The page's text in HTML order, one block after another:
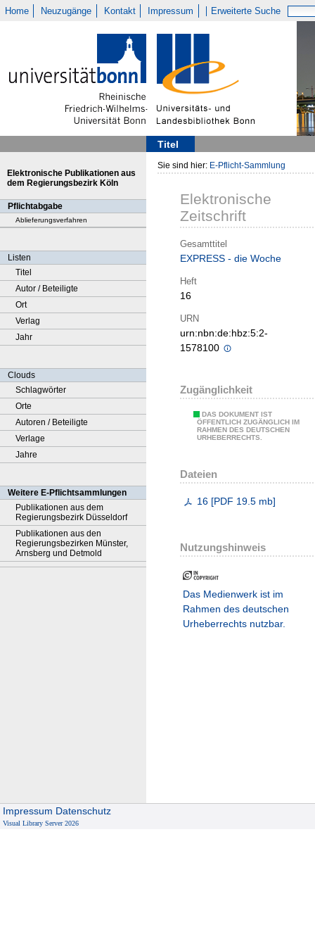
Home Neuzugänge Kontakt Impressum Erweiterte Suche
Titel
Elektronische Publikationen aus
dem Regierungsbezirk Köln
Pflichtabgabe
Ablieferungsverfahren
Listen
Titel
Autor / Beteiligte
Ort
Verlag
Jahr
Clouds
Schlagwörter
Orte
Autoren / Beteiligte
Verlage
Jahre
Weitere E-Pflichtsammlungen
Publikationen aus dem
Regierungsbezirk Düsseldorf
Publikationen aus den
Regierungsbezirken Münster,
Arnsberg und Detmold
Sie sind hier: E-Pflicht-Sammlung
Elektronische
Zeitschrift
Gesamttitel
EXPRESS - die Woche
Heft
16
URN
urn:nbn:de:hbz:5:2-
1578100
Zugänglichkeit
DAS DOKUMENT IST
ÖFFENTLICH ZUGÄNGLICH IM
RAHMEN DES DEUTSCHEN
URHEBERRECHTS.
Dateien
16 [PDF 19.5 mb]
Nutzungshinweis
Das Medienwerk ist im
Rahmen des deutschen
Urheberrechts nutzbar.
Impressum Datenschutz
Visual Library Server 2026